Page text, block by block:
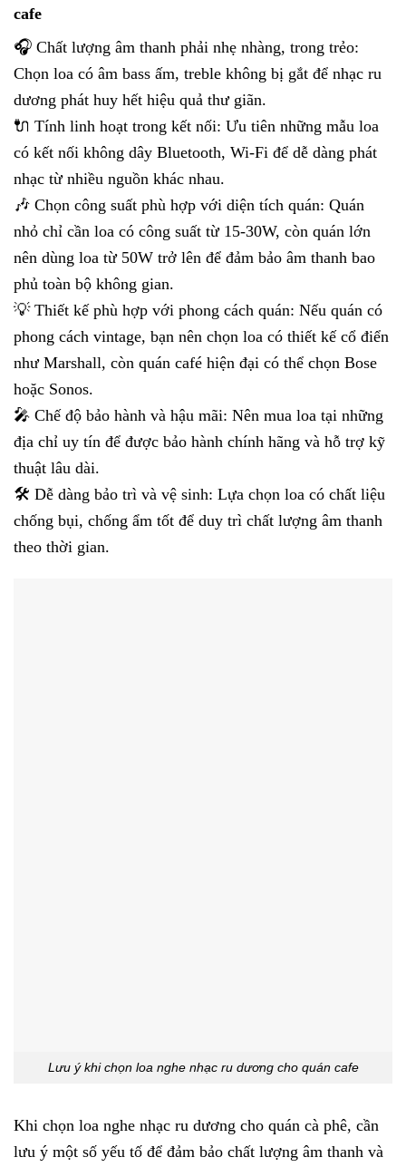
cafe
🎧 Chất lượng âm thanh phải nhẹ nhàng, trong trẻo:
Chọn loa có âm bass ấm, treble không bị gắt để nhạc ru
dương phát huy hết hiệu quả thư giãn.
🔌 Tính linh hoạt trong kết nối: Ưu tiên những mẫu loa
có kết nối không dây Bluetooth, Wi-Fi để dễ dàng phát
nhạc từ nhiều nguồn khác nhau.
🎶 Chọn công suất phù hợp với diện tích quán: Quán
nhỏ chỉ cần loa có công suất từ 15-30W, còn quán lớn
nên dùng loa từ 50W trở lên để đảm bảo âm thanh bao
phủ toàn bộ không gian.
💡 Thiết kế phù hợp với phong cách quán: Nếu quán có
phong cách vintage, bạn nên chọn loa có thiết kế cổ điển
như Marshall, còn quán café hiện đại có thể chọn Bose
hoặc Sonos.
🎤 Chế độ bảo hành và hậu mãi: Nên mua loa tại những
địa chỉ uy tín để được bảo hành chính hãng và hỗ trợ kỹ
thuật lâu dài.
🛠️ Dễ dàng bảo trì và vệ sinh: Lựa chọn loa có chất liệu
chống bụi, chống ẩm tốt để duy trì chất lượng âm thanh
theo thời gian.
Lưu ý khi chọn loa nghe nhạc ru dương cho quán cafe
Khi chọn loa nghe nhạc ru dương cho quán cà phê, cần
lưu ý một số yếu tố để đảm bảo chất lượng âm thanh và